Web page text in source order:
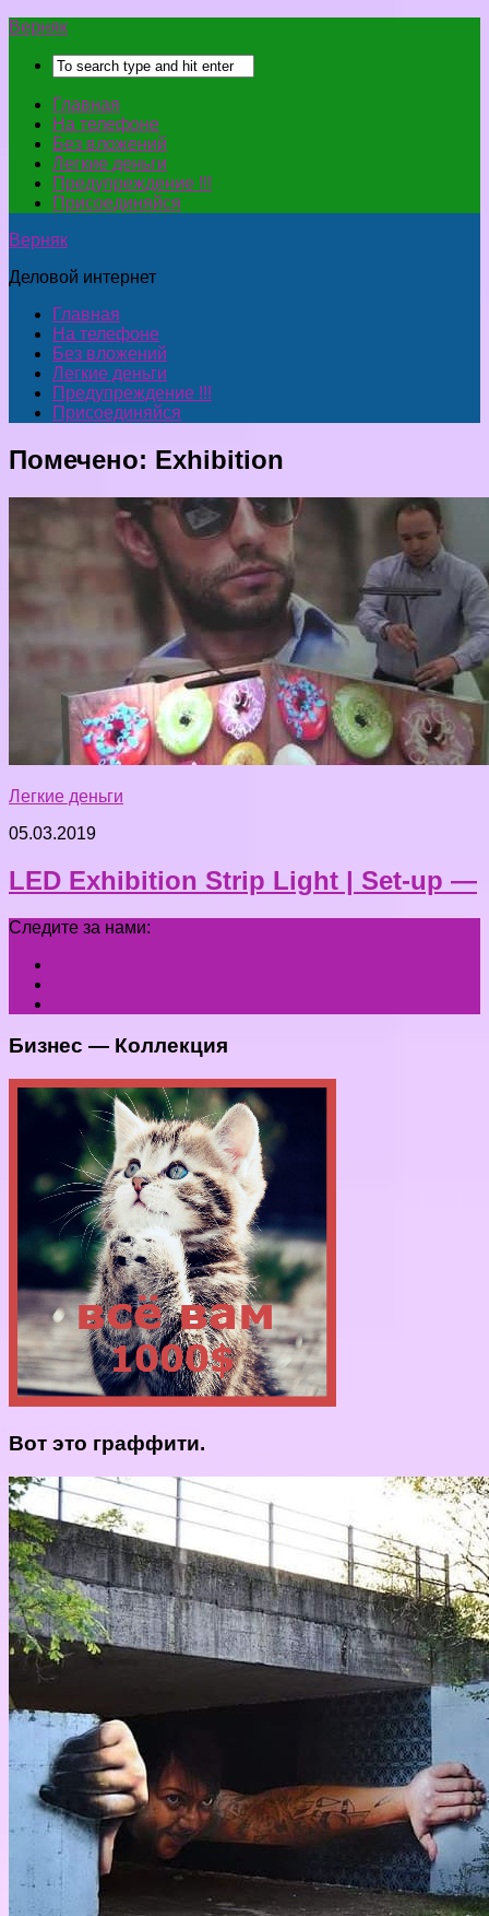
Верняк
Главная
На телефоне
Без вложений
Легкие деньги
Предупреждение !!!
Присоединяйся
Верняк
Деловой интернет
Главная
На телефоне
Без вложений
Легкие деньги
Предупреждение !!!
Присоединяйся
Помечено: Exhibition
Легкие деньги
05.03.2019
LED Exhibition Strip Light | Set-up —
Следите за нами:
Бизнес — Коллекция
Вот это граффити.